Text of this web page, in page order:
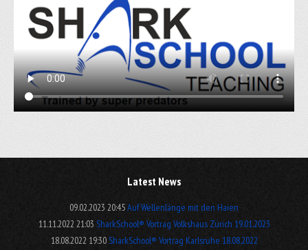
Latest News
09.02.2023 20:45Auf Wellenlänge mit den Haien
11.11.2022 21:03 SharkSchool® Vortrag Volkshaus Zürich 19.01.2023
18.08.2022 19:30SharkSchool® Vortrag Karlsruhe 18.08.2022